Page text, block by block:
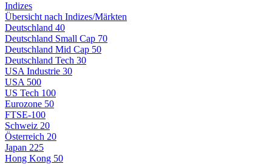
Indizes
Übersicht nach Indizes/Märkten
Deutschland 40
Deutschland Small Cap 70
Deutschland Mid Cap 50
Deutschland Tech 30
USA Industrie 30
USA 500
US Tech 100
Eurozone 50
FTSE-100
Schweiz 20
Österreich 20
Japan 225
Hong Kong 50